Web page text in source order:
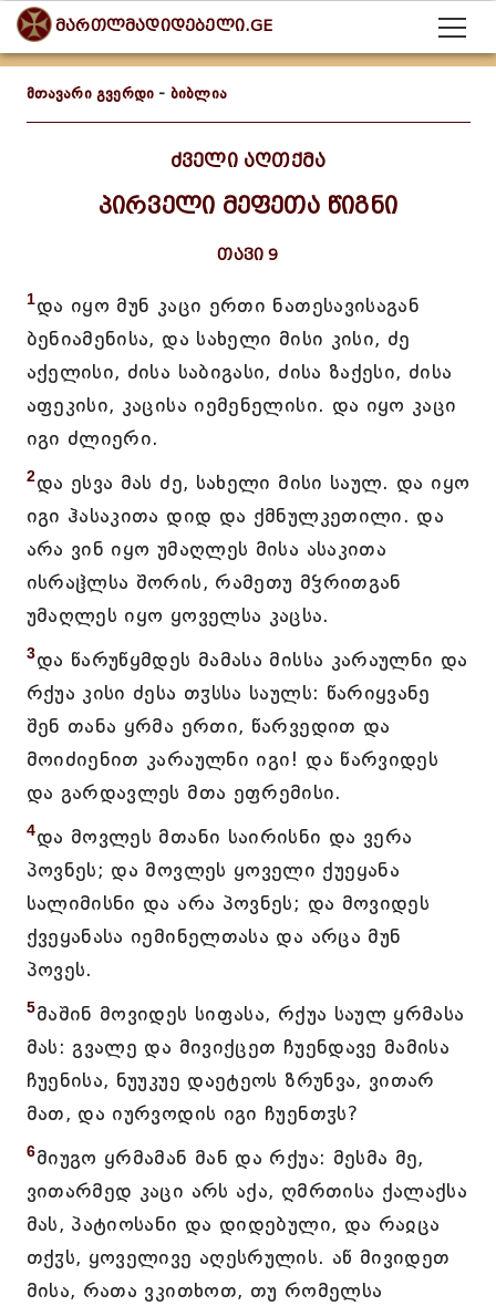
მართლმადიდებელი.GE
მთავარი გვერდი - ბიბლია
ძველი აღთქმა
პირველი მეფეთა წიგნი
თავი 9
1და იყო მუნ კაცი ერთი ნათესავისაგან
ბენიამენისა, და სახელი მისი კისი, ძე
აქელისი, ძისა საბიგასი, ძისა ზაქესი, ძისა
აფეკისი, კაცისა იემენელისი. და იყო კაცი
იგი ძლიერი.
2და ესვა მას ძე, სახელი მისი საულ. და იყო
იგი ჰასაკითა დიდ და ქმნულკეთილი. და
არა ვინ იყო უმაღლეს მისა ასაკითა
ისრაჱლსა შორის, რამეთუ მჴრითგან
უმაღლეს იყო ყოველსა კაცსა.
3და წარუწყმდეს მამასა მისსა კარაულნი და
რქუა კისი ძესა თჳსსა საულს: წარიყვანე
შენ თანა ყრმა ერთი, წარვედით და
მოიძიენით კარაულნი იგი! და წარვიდეს
და გარდავლეს მთა ეფრემისი.
4და მოვლეს მთანი საირისნი და ვერა
პოვნეს; და მოვლეს ყოველი ქუეყანა
სალიმისნი და არა პოვნეს; და მოვიდეს
ქვეყანასა იემინელთასა და არცა მუნ
პოვეს.
5მაშინ მოვიდეს სიფასა, რქუა საულ ყრმასა
მას: გვალე და მივიქცეთ ჩუენდავე მამისა
ჩუენისა, ნუუკუე დაეტეოს ზრუნვა, ვითარ
მათ, და იურვოდის იგი ჩუენთჳს?
6მიუგო ყრმამან მან და რქუა: მესმა მე,
ვითარმედ კაცი არს აქა, ღმრთისა ქალაქსა
მას, პატიოსანი და დიდებული, და რაჲცა
თქჳს, ყოველივე აღესრულის. აწ მივიდეთ
მისა, რათა ვკითხოთ, თუ რომელსა